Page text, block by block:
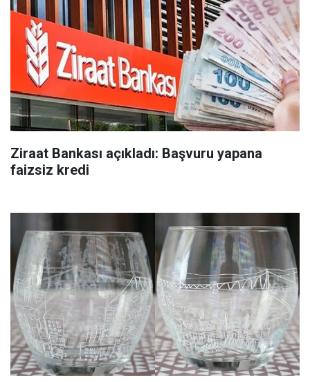
Ziraat Bankası açıkladı: Başvuru yapana
faizsiz kredi